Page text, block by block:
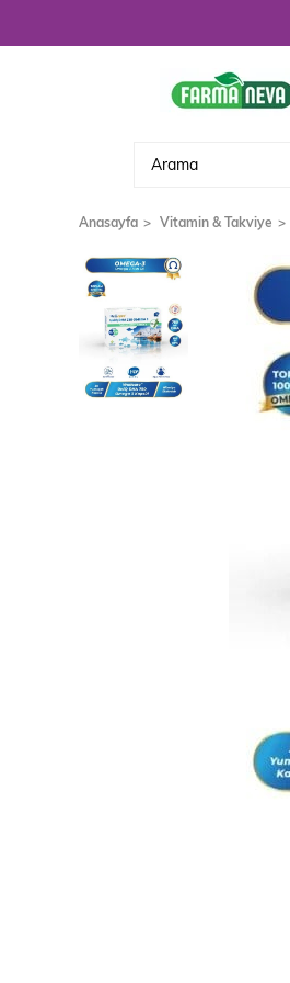
Anasayfa Vitamin & Takviye